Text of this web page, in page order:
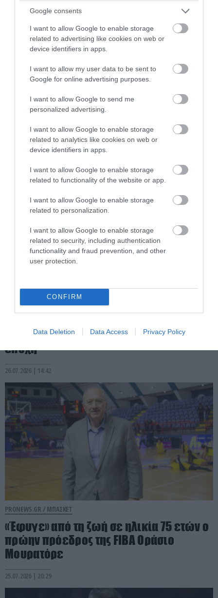
Google consents
I want to allow Google to enable storage
related to advertising like cookies on web or
device identifiers in apps.
I want to allow my user data to be sent to
Google for online advertising purposes.
I want to allow Google to send me
personalized advertising.
I want to allow Google to enable storage
related to analytics like cookies on web or
device identifiers in apps.
I want to allow Google to enable storage
related to functionality of the website or app.
I want to allow Google to enable storage
related to personalization.
I want to allow Google to enable storage
related to security, including authentication
functionality and fraud prevention, and other
user protection.
CONFIRM
Data Deletion Data Access Privacy Policy
PRONEWS.GR /ΜΠΑΣΚΕΤ
Ολυμπιακός: Αυτή είναι η τελική
προσφορά της Ντουμπάι για τον
Τ.Γουόκαπ – Η απάντηση των
«ερυθρόλευκων»
26.07.2026 | 16:36
PRONEWS.GR /ΜΠΑΣΚΕΤ
διαρκείας του ΠΑΟΚ – Έτοιμοι για τη νέα
εποχή
26.07.2026 | 14:42
PRONEWS.GR / ΜΠΑΣΚΕΤ
«Έφυγε» από τη ζωή σε ηλικία 75 ετών ο
πρώην πρόεδρος της FIBA Οράσιο
Μουρατόρε
25.07.2026 | 20:29